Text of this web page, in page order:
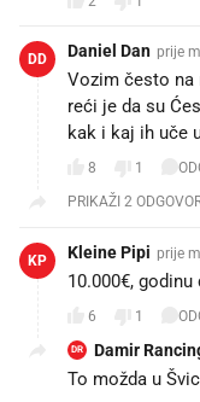
DD Daniel Dan prije
Vozim često na
reći je da su
kak i kaj ih uče
8 1
PRIKAŽI 2
KP Kleine Pipi prije
10.000€,
6 1
DR Damir
To možda u